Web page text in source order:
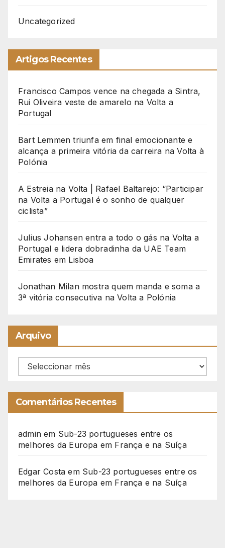
Uncategorized
Artigos Recentes
Francisco Campos vence na chegada a Sintra,
Rui Oliveira veste de amarelo na Volta a
Portugal
Bart Lemmen triunfa em final emocionante e
alcança a primeira vitória da carreira na Volta à
Polónia
A Estreia na Volta | Rafael Baltarejo: “Participar
na Volta a Portugal é o sonho de qualquer
ciclista”
Julius Johansen entra a todo o gás na Volta a
Portugal e lidera dobradinha da UAE Team
Emirates em Lisboa
Jonathan Milan mostra quem manda e soma a
3ª vitória consecutiva na Volta a Polónia
Arquivo
Arquivo
Comentários Recentes
admin em Sub-23 portugueses entre os
melhores da Europa em França e na Suíça
Edgar Costa em Sub-23 portugueses entre os
melhores da Europa em França e na Suíça